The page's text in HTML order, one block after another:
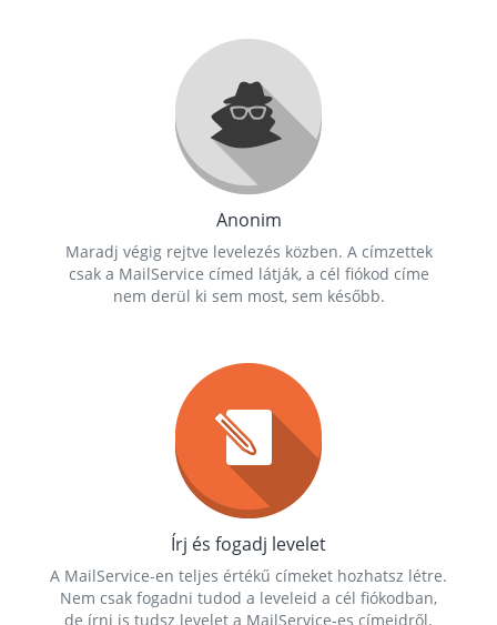
Anonim
Maradj végig rejtve levelezés közben. A címzettek
csak a MailService címed látják, a cél fiókod címe
nem derül ki sem most, sem később.
Írj és fogadj levelet
A MailService-en teljes értékű címeket hozhatsz létre.
Nem csak fogadni tudod a leveleid a cél fiókodban,
de írni is tudsz levelet a MailService-es címeidről.